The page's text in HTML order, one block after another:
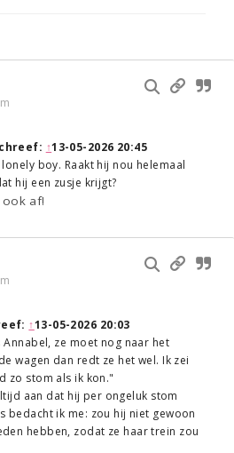
↑13-05-2026 20:45
boy. Raakt hij nou helemaal
hij een zusje krijgt?
af!
↑13-05-2026 20:03
ze moet nog naar het
wagen dan redt ze het wel. Ik zei
zo stom als ik kon."
aan dat hij per ongeluk stom
bedacht ik me: zou hij niet gewoon
hebben, zodat ze haar trein zou